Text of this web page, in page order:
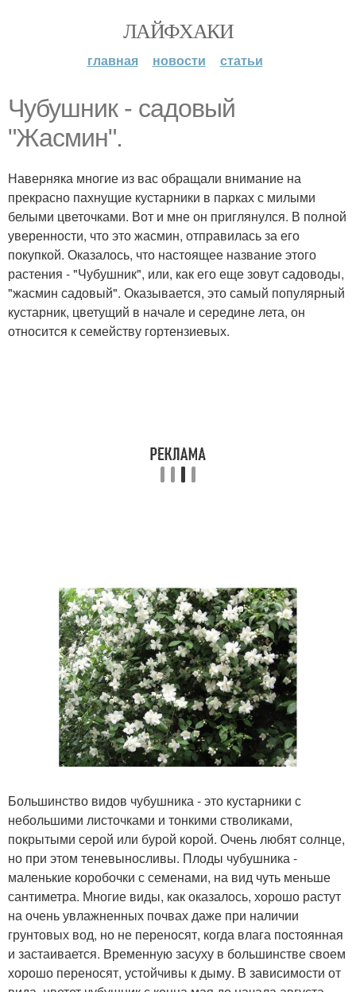
ЛАЙФХАКИ
главная новости статьи
Чубушник - садовый
"Жасмин".
Наверняка многие из вас обращали внимание на
прекрасно пахнущие кустарники в парках с милыми
белыми цветочками. Вот и мне он приглянулся. В полной
уверенности, что это жасмин, отправилась за его
покупкой. Оказалось, что настоящее название этого
растения - "Чубушник", или, как его еще зовут садоводы,
"жасмин садовый". Оказывается, это самый популярный
кустарник, цветущий в начале и середине лета, он
относится к семейству гортензиевых.
Большинство видов чубушника - это кустарники с
небольшими листочками и тонкими стволиками,
покрытыми серой или бурой корой. Очень любят солнце,
но при этом теневыносливы. Плоды чубушника -
маленькие коробочки с семенами, на вид чуть меньше
сантиметра. Многие виды, как оказалось, хорошо растут
на очень увлажненных почвах даже при наличии
грунтовых вод, но не переносят, когда влага постоянная
и застаивается. Временную засуху в большинстве своем
хорошо переносят, устойчивы к дыму. В зависимости от